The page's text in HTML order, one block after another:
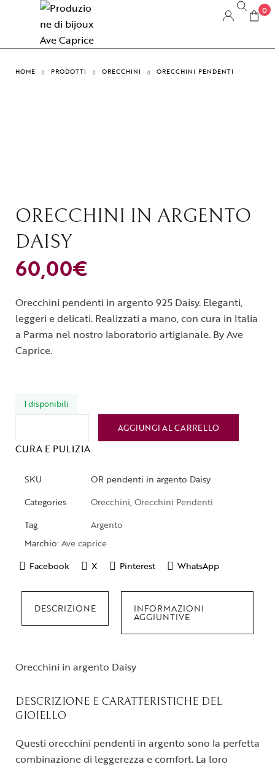
0
HOME PRODOTTI ORECCHINI ORECCHINI PENDENTI
ORECCHINI IN ARGENTO
DAISY
60,00€
Orecchini pendenti in argento 925 Daisy. Eleganti,
leggeri e delicati. Realizzati a mano, con cura in Italia
a Parma nel nostro laboratorio artigianale. By Ave
Caprice.
1 disponibili
AGGIUNGI AL CARRELLO
CURA E PULIZIA
SKU
OR pendenti in argento Daisy
Categories
Orecchini, Orecchini Pendenti
Tag
Argento
Marchio: Ave caprice
Facebook
X Pinterest WhatsApp
DESCRIZIONE INFORMAZIONI
AGGIUNTIVE
Orecchini in argento Daisy
DESCRIZIONE E CARATTERISTICHE DEL
GIOIELLO
Questi orecchini pendenti in argento sono la perfetta
combinazione di leggerezza e comfort. La loro